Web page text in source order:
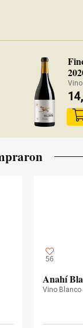
56
Anahí
Vino Blanco